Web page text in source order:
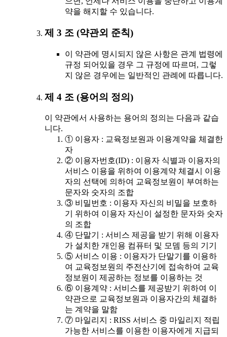
약을 해지할 수 있습니다.
제 3 조 (약관외 준칙)
이 약관에 명시되지 않은 사항은 관계 법령에
규정 되어있을 경우 그 규정에 따르며, 그렇
지 않은 경우에는 일반적인 관례에 따릅니다.
제 4 조 (용어의 정의)
이 약관에서 사용하는 용어의 정의는 다음과 같습
니다.
① 이용자 : 교육정보원과 이용계약을 체결한
자
② 이용자번호(ID) : 이용자 식별과 이용자의
서비스 이용을 위하여 이용계약 체결시 이용
자의 선택에 의하여 교육정보원이 부여하는
문자와 숫자의 조합
③ 비밀번호 : 이용자 자신의 비밀을 보호하
기 위하여 이용자 자신이 설정한 문자와 숫자
의 조합
④ 단말기 : 서비스 제공을 받기 위해 이용자
가 설치한 개인용 컴퓨터 및 모뎀 등의 기기
⑤ 서비스 이용 : 이용자가 단말기를 이용하
여 교육정보원의 주전산기에 접속하여 교육
정보원이 제공하는 정보를 이용하는 것
⑥ 이용계약 : 서비스를 제공받기 위하여 이
약관으로 교육정보원과 이용자간의 체결하
는 계약을 말함
⑦ 마일리지 : RISS 서비스 중 마일리지 적립
가능한 서비스를 이용한 이용자에게 지급되